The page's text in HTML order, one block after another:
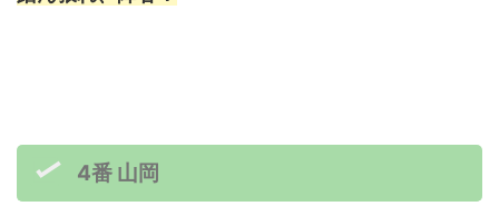
4番 山岡